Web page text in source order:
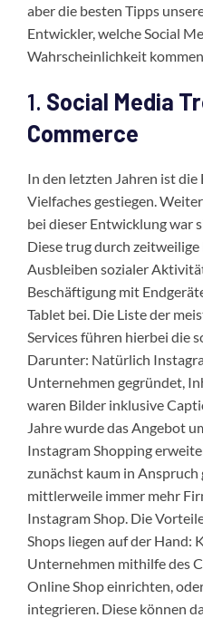
aber die besten Tipps
Entwickler, welche Social
Wahrscheinlichkeit
1. Social Media
Commerce
In den letzten Jahren ist
Vielfaches gestiegen.
bei dieser Entwicklung war
Diese trug durch
Ausbleiben sozialer
Beschäftigung mit
Tablet bei. Die Liste der
Services führen hierbei die
Darunter: Natürlich
Unternehmen gegründet,
waren Bilder inklusive
Jahre wurde das Angebot
Instagram Shopping
zunächst kaum in Anspruch
mittlerweile immer mehr
Instagram Shop. Die
Shops liegen auf der Hand:
Unternehmen mithilfe des
Online Shop einrichten,
integrieren. Diese können